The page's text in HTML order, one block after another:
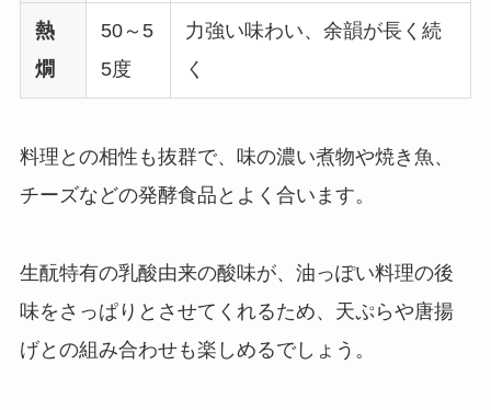
熱
燗
50～5
5度
力強い味わい、余韻が長く続
く
料理との相性も抜群で、味の濃い煮物や焼き魚、
チーズなどの発酵食品とよく合います。
生酛特有の乳酸由来の酸味が、油っぽい料理の後
味をさっぱりとさせてくれるため、天ぷらや唐揚
げとの組み合わせも楽しめるでしょう。